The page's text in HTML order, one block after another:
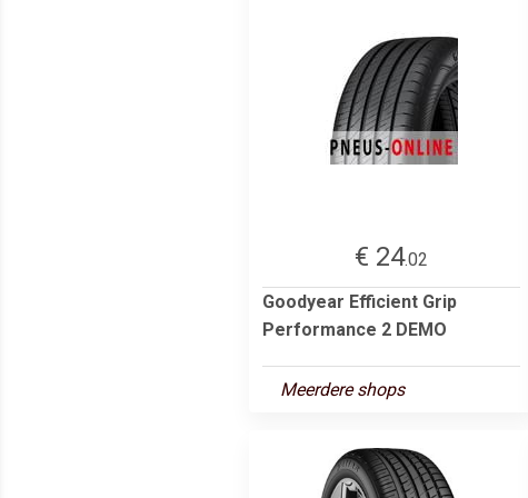
€ 24.02
Goodyear Efficient Grip
Performance 2 DEMO
Meerdere shops